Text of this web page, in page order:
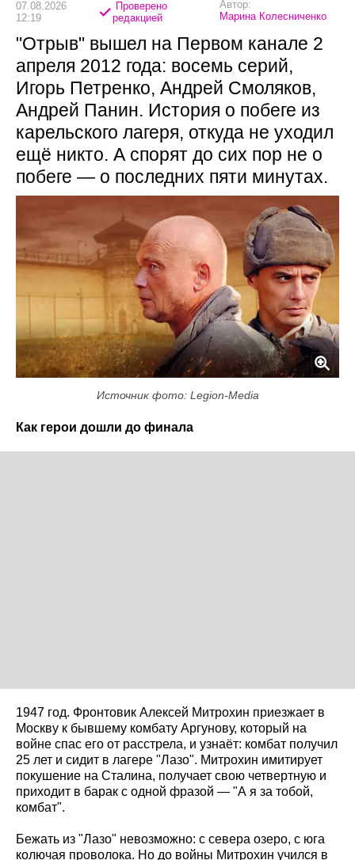
07.08.2026
12:19
Проверено
редакцией
Автор:
Марина Колесниченко
"Отрыв" вышел на Первом канале 2
апреля 2012 года: восемь серий,
Игорь Петренко, Андрей Смоляков,
Андрей Панин. История о побеге из
карельского лагеря, откуда не уходил
ещё никто. А спорят до сих пор не о
побеге — о последних пяти минутах.
Источник фото: Legion-Media
Как герои дошли до финала
1947 год. Фронтовик Алексей Митрохин приезжает в
Москву к бывшему комбату Аргунову, который на
войне спас его от расстрела, и узнаёт: комбат получил
25 лет и сидит в лагере "Лазо". Митрохин имитирует
покушение на Сталина, получает свою четвертную и
приходит в барак с одной фразой — "А я за тобой,
комбат".
Бежать из "Лазо" невозможно: с севера озеро, с юга
колючая проволока. Но до войны Митрохин учился в